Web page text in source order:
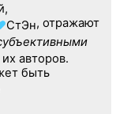
СтЭн, отражают
авторов.
быть